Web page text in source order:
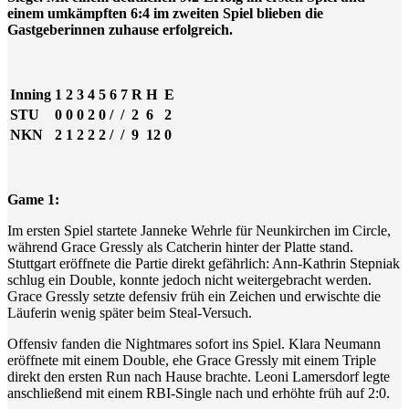
einem umkämpften 6:4 im zweiten Spiel blieben die
Gastgeberinnen zuhause erfolgreich.
Inning 1 2 3 4 5 6 7 R H E
STU
0 0 0 2 0 / / 2 6
2
NKN
2 1 2 2 2 / / 9 12 0
Game 1:
Im ersten Spiel startete Janneke Wehrle für Neunkirchen im Circle,
während Grace Gressly als Catcherin hinter der Platte stand.
Stuttgart eröffnete die Partie direkt gefährlich: Ann-Kathrin Stepniak
schlug ein Double, konnte jedoch nicht weitergebracht werden.
Grace Gressly setzte defensiv früh ein Zeichen und erwischte die
Läuferin wenig später beim Steal-Versuch.
Offensiv fanden die Nightmares sofort ins Spiel. Klara Neumann
eröffnete mit einem Double, ehe Grace Gressly mit einem Triple
direkt den ersten Run nach Hause brachte. Leoni Lamersdorf legte
anschließend mit einem RBI-Single nach und erhöhte früh auf 2:0.